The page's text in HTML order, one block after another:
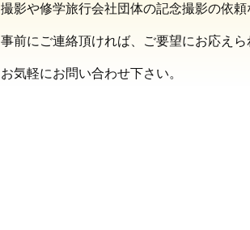
撮影や修学旅行会社団体の記念撮影の依頼
事前にご連絡頂ければ、ご要望にお応えら
お気軽にお問い合わせ下さい。